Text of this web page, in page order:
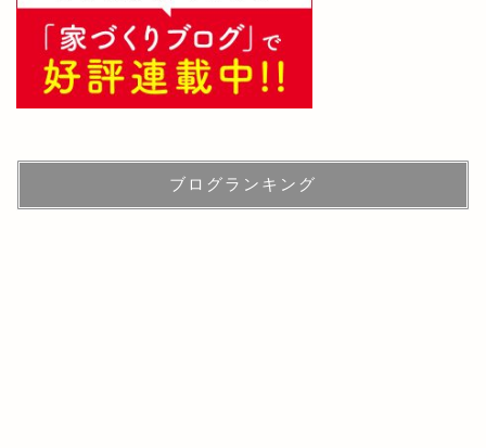
ブログランキング